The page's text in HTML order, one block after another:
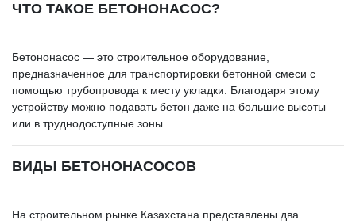
ЧТО ТАКОЕ БЕТОНОНАСОС?
Бетононасос — это строительное оборудование,
предназначенное для транспортировки бетонной смеси с
помощью трубопровода к месту укладки. Благодаря этому
устройству можно подавать бетон даже на большие высоты
или в труднодоступные зоны.
ВИДЫ БЕТОНОНАСОСОВ
На строительном рынке Казахстана представлены два